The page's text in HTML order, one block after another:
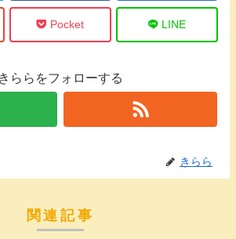
Pocket LINE
きららをフォローする
きらら
関連記事